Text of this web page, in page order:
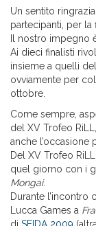
Un sentito
partecipanti, per la
Il nostro impegno
Ai dieci finalisti
insieme a quelli
ovviamente per
ottobre.
Come sempre,
del XV Trofeo
anche l’occasione
Del XV Trofeo
quel giorno con i
Mongai.
Durante
Lucca Games a